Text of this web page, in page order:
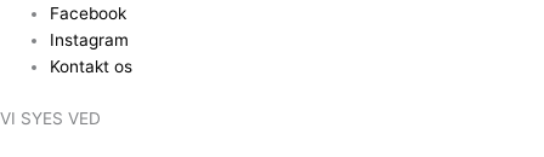
indholdet
Facebook
Instagram
Kontakt os
VI SYES VED